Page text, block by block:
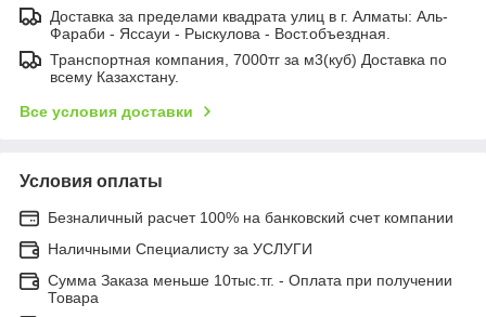
Доставка за пределами квадрата улиц в г. Алматы: Аль-
Фараби - Яссауи - Рыскулова - Вост.объездная.
Транспортная компания, 7000тг за м3(куб) Доставка по
всему Казахстану.
Все условия доставки
Условия оплаты
Безналичный расчет 100% на банковский счет компании
Наличными Специалисту за УСЛУГИ
Сумма Заказа меньше 10тыс.тг. - Оплата при получении
Товара